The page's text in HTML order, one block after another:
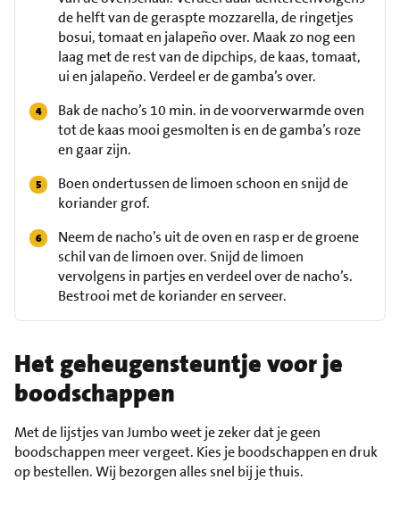
de helft van de geraspte mozzarella, de ringetjes
bosui, tomaat en jalapeño over. Maak zo nog een
laag met de rest van de dipchips, de kaas, tomaat,
ui en jalapeño. Verdeel er de gamba’s over.
Bak de nacho’s 10 min. in de voorverwarmde oven
tot de kaas mooi gesmolten is en de gamba’s roze
en gaar zijn.
Boen ondertussen de limoen schoon en snijd de
koriander grof.
Neem de nacho’s uit de oven en rasp er de groene
schil van de limoen over. Snijd de limoen
vervolgens in partjes en verdeel over de nacho’s.
Bestrooi met de koriander en serveer.
Het geheugensteuntje voor je
boodschappen
Met de lijstjes van Jumbo weet je zeker dat je geen
boodschappen meer vergeet. Kies je boodschappen en druk
op bestellen. Wij bezorgen alles snel bij je thuis.